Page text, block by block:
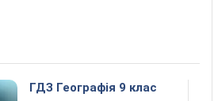
ГДЗ Географія 9 клас